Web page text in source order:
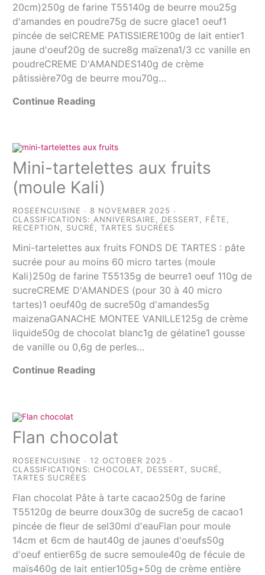
20cm)250g de farine T55140g de beurre mou25g
d'amandes en poudre75g de sucre glace1 oeuf1
pincée de selCREME PATISSIERE100g de lait entier1
jaune d'oeuf20g de sucre8g maïzena1/3 cc vanille en
poudreCREME D'AMANDES140g de crème
pâtissière70g de beurre mou70g…
Continue Reading
Mini-tartelettes aux fruits
(moule Kali)
ROSEENCUISINE
8 NOVEMBER 2025
CLASSIFICATIONS:ANNIVERSAIRE, DESSERT, FÊTE,
RECEPTION, SUCRÉ,TARTES SUCRÉES
Mini-tartelettes aux fruits FONDS DE TARTES : pâte
sucrée pour au moins 60 micro tartes (moule
Kali)250g de farine T55135g de beurre1 oeuf 110g de
sucreCREME D'AMANDES (pour 30 à 40 micro
tartes)1 oeuf40g de sucre50g d'amandes5g
maizenaGANACHE MONTEE VANILLE125g de crème
liquide50g de chocolat blanc1g de gélatine1 gousse
de vanille ou 0,6g de perles…
Continue Reading
Flan chocolat
ROSEENCUISINE
12 OCTOBER 2025
CLASSIFICATIONS:CHOCOLAT DESSERT SUCRÉ
TARTES SUCRÉES
Flan chocolat Pâte à tarte cacao250g de farine
T55120g de beurre doux30g de sucre5g de cacao1
pincée de fleur de sel30ml d'eauFlan pour moule
14cm et 6cm de haut40g de jaunes d'oeufs50g
d'oeuf entier65g de sucre semoule40g de fécule de
maïs460g de lait entier105g+50g de crème entière